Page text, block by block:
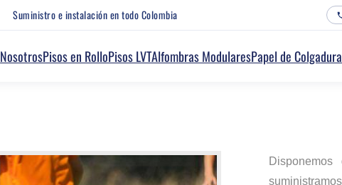
Suministro e instalación en todo Colombia
NosotrosPisos en RolloPisos LVTAlfombras ModularesPapel de Colgadura